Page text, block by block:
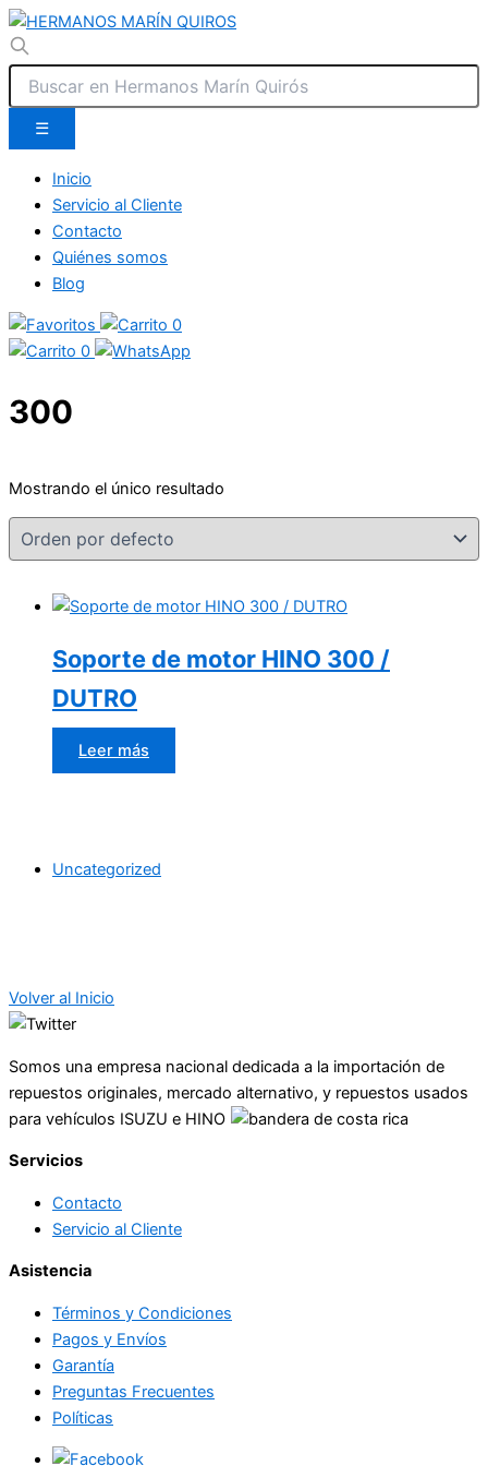
☰
Inicio
Servicio al Cliente
Contacto
Quiénes somos
Blog
0
0
Uncategorized
300
Mostrando el único resultado
Soporte de motor HINO 300 /
DUTRO
Leer más
Volver al Inicio
Somos una empresa nacional dedicada a la importación de
repuestos originales, mercado alternativo, y repuestos usados
para vehículos ISUZU e HINO
Servicios
Contacto
Servicio al Cliente
Asistencia
Términos y Condiciones
Pagos y Envíos
Garantía
Preguntas Frecuentes
Políticas